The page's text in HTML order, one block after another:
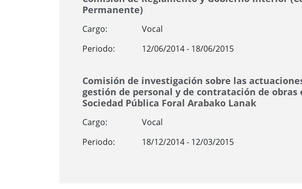
Permanente)
Cargo:
Vocal
Periodo:
12/06/2014 - 18/06/2015
Comisión de investigación sobre las
gestión de personal y de contratación de obras
Sociedad Pública Foral Arabako Lanak
Cargo:
Vocal
Periodo:
18/12/2014 - 12/03/2015